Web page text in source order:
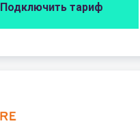
Подключить тариф